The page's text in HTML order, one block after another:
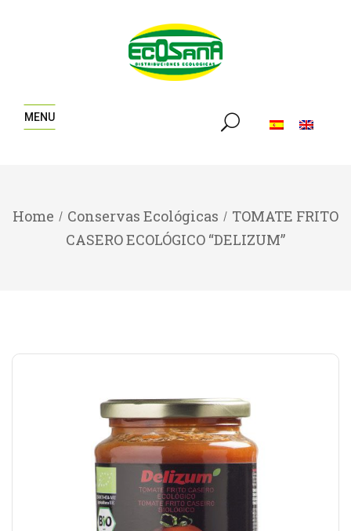
MENU
Home Conservas Ecológicas
TOMATE FRITO
CASERO ECOLÓGICO “DELIZUM”